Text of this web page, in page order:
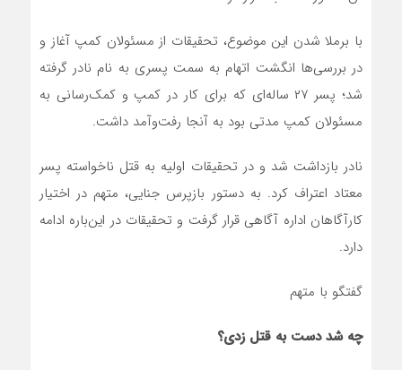
با برملا شدن این موضوع، تحقیقات از مسئولان کمپ آغاز و
در بررسی‌ها انگشت اتهام به سمت پسری به نام نادر گرفته
شد؛ پسر ۲۷ ساله‌ای که برای کار در کمپ و کمک‌رسانی به
مسئولان کمپ مدتی بود به آنجا رفت‌وآمد داشت.
نادر بازداشت شد و در تحقیقات اولیه به قتل ناخواسته پسر
معتاد اعتراف کرد. به دستور بازپرس جنایی، متهم در اختیار
کارآگاهان اداره آگاهی قرار گرفت و تحقیقات در این‌باره ادامه
دارد.
گفتگو با متهم
چه شد دست به قتل زدی؟